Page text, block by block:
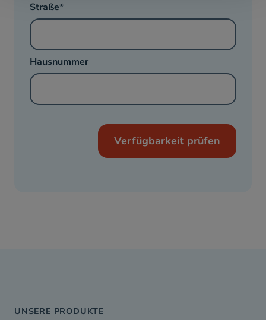
Straße
Hausnummer
Verfügbarkeit prüfen
UNSERE PRODUKTE